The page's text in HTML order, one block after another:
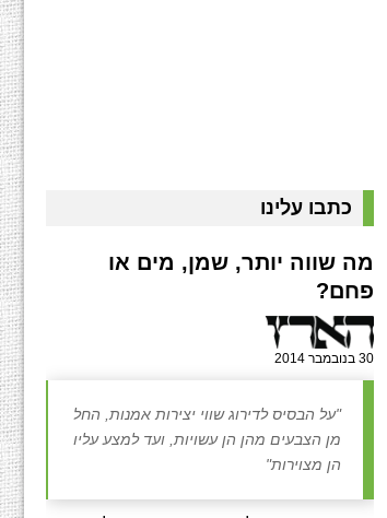
כתבו עלינו
מה שווה יותר, שמן, מים או
פחם?
30 בנובמבר 2014
"על הבסיס לדירוג שווי יצירות אמנות, החל
מן הצבעים מהן הן עשויות, ועד למצע עליו
הן מצוירות"